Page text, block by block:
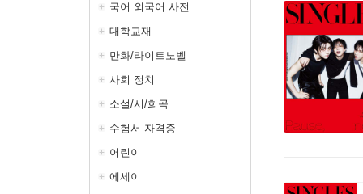
국어 외국어 사전
대학교재
만화/라이트노벨
사회 정치
소설/시/희곡
수험서 자격증
어린이
에세이